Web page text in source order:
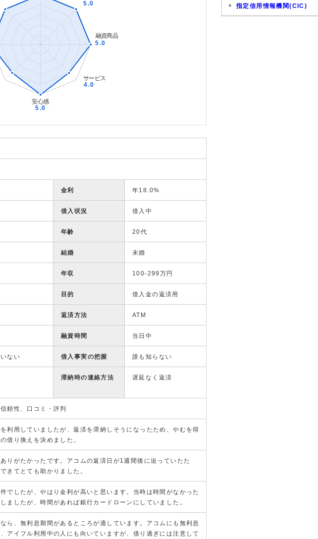
金利 年18.0%
借入状況 借入中
年齢 20代
結婚 未婚
年収 100-299万円
目的 借入金の返済用
返済方法 ATM
融資時間 当日中
ない 借入事実の把握 誰も知らない
滞納時の連絡方法 遅延なく返済
頼性、口コミ・評判
利用していましたが、返済を滞納しそうになったため、やむを得
借り換えを決めました。
りがたかったです。アコムの返済日が1週間後に迫っていたた
きてとても助かりました。
でしたが、やはり金利が高いと思います。当時は時間がなかった
ましたが、時間があれば銀行カードローンにしていました。
ら、無利息期間があるところが適しています。アコムにも無利息
アイフル利用中の人にも向いていますが、借り過ぎには注意して
指定信用情報機関(CIC)